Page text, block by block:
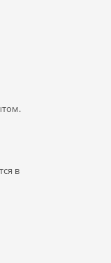
в